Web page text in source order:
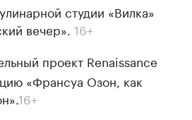
студии «Вилка»
вечер». 16+
проект Renaissance
«Франсуа Озон, как
16+